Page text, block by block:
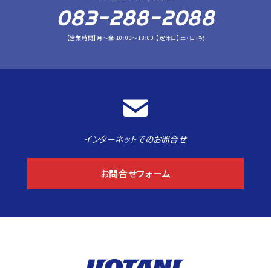
083-288-2088
【営業時間】月～金 10:00～18:00 【定休日】土・日・祝
インターネットでのお問合せ
お問合せフォーム